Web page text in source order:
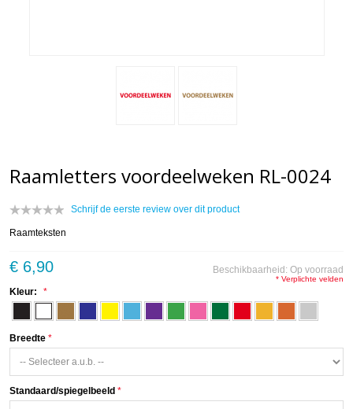
Raamletters voordeelweken RL-0024
Schrijf de eerste review over dit product
Raamteksten
Beschikbaarheid: Op voorraad
€ 6,90
Kleur:
Breedte
Standaard/spiegelbeeld
* Verplichte velden